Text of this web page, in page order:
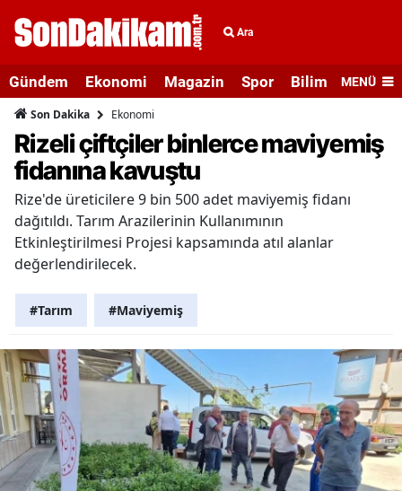
Ara
Gündem Ekonomi Magazin Spor Bilim veMENÜ
Son Dakika Ekonomi
Rizeli çiftçiler binlerce maviyemiş
fidanına kavuştu
Rize'de üreticilere 9 bin 500 adet maviyemiş fidanı
dağıtıldı. Tarım Arazilerinin Kullanımının
Etkinleştirilmesi Projesi kapsamında atıl alanlar
değerlendirilecek.
#Tarım #Maviyemiş